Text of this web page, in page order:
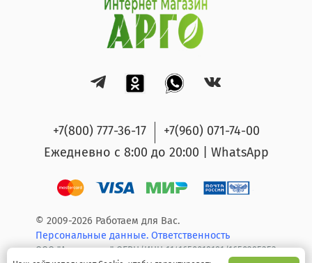
+7(800) 777-36-17
+7(960) 071-74-00
Ежедневно с 8:00 до 20:00 | WhatsApp
© 2009-2026 Работаем для Вас.
Персональные данные. Ответственность
ООО "Арго групп" ОГРН/ИНН 1141650019191/1650295353